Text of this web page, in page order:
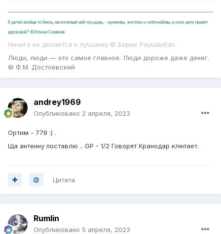
Я детей вообще то боюсь, милостивый мой государь, - шумливы, жестоки и себялюбивы, а коли дети правят
державой? ©Юлиан Семёнов
Ничего не делается к лучшему © Борис Раушенбах
Люди, люди — это самое главное. Люди дороже даже денег.
© Ф.М. Достоевский
andrey1969
Опубликовано 2 апреля, 2023
Ортим - 778 :) .
Ща антенну поставлю .. GP - 1/2 Говорят Кранодар клепает.
Цитата
Rumlin
Опубликовано 5 апреля, 2023